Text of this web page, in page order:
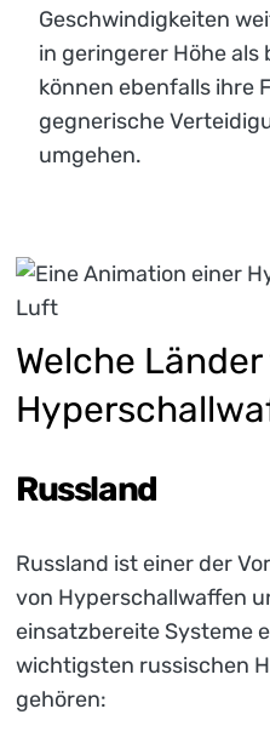
Geschwindigkeiten
in geringerer Höhe als
können ebenfalls ihre
gegnerische
umgehen.
Welche
Russland
Russland ist einer der
von Hyperschallwaffen
einsatzbereite Systeme
wichtigsten russischen
gehören: